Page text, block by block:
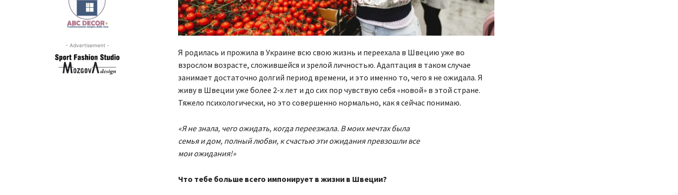
- Advertisement -
Я родилась и прожила в Украине всю свою жизнь и переехала в Швецию уже во
взрослом возрасте, сложившейся и зрелой личностью. Адаптация в таком случае
занимает достаточно долгий период времени, и это именно то, чего я не ожидала. Я
живу в Швеции уже более 2-х лет и до сих пор чувствую себя «новой» в этой стране.
Тяжело психологически, но это совершенно нормально, как я сейчас понимаю.
«Я не знала, чего ожидать, когда переезжала. В моих мечтах была
семья и дом, полный любви, к счастью эти ожидания превзошли все
мои ожидания!»
Что тебе больше всего импонирует в жизни в Швеции?